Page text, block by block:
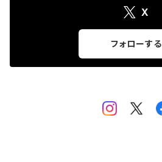
X
フォローする